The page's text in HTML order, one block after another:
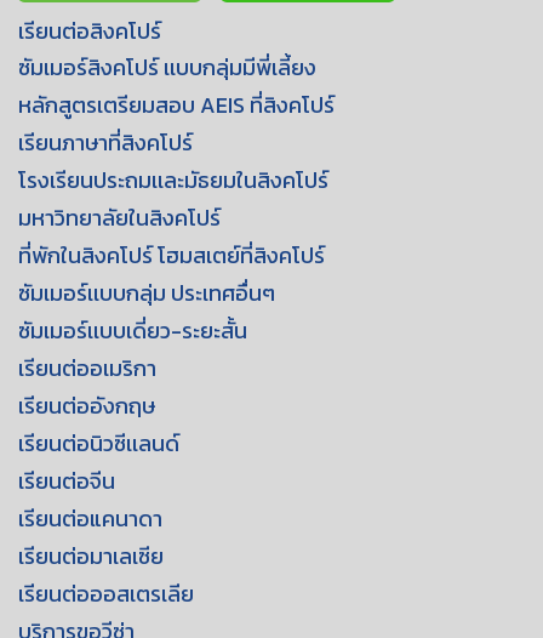
เรียนต่อสิงคโปร์
ซัมเมอร์สิงคโปร์ เเบบกลุ่มมีพี่เลี้ยง
หลักสูตรเตรียมสอบ AEIS ที่สิงคโปร์
เรียนภาษาที่สิงคโปร์
โรงเรียนประถมเเละมัธยมในสิงคโปร์
มหาวิทยาลัยในสิงคโปร์
ที่พักในสิงคโปร์ โฮมสเตย์ที่สิงคโปร์
ซัมเมอร์เเบบกลุ่ม ประเทศอื่นๆ
ซัมเมอร์เเบบเดี่ยว-ระยะสั้น
เรียนต่ออเมริกา
เรียนต่ออังกฤษ
เรียนต่อนิวซีเเลนด์
เรียนต่อจีน
เรียนต่อแคนาดา
เรียนต่อมาเลเซีย
เรียนต่อออสเตรเลีย